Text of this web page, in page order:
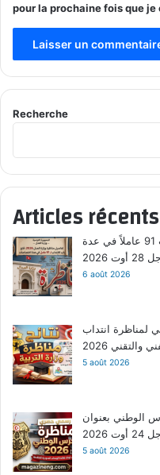
pour la prochaine fois que je
Recherche
Articles
وزارة العدل تفتح امتحانات مهنية لانتداب 91 عاملاً في عدة
6 août 2026
لمناظرة انتداب
2026
5 août 2026
الوطني بعنوان
5 août 2026